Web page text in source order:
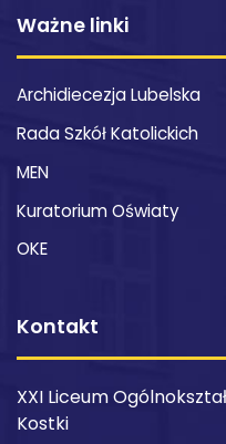
Ważne linki
Archidiecezja Lubelska
Rada Szkół Katolickich
MEN
Kuratorium Oświaty
OKE
Kontakt
XXI Liceum
Kostki